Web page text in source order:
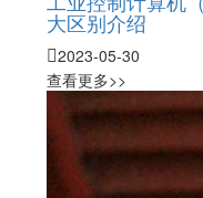
大区别介绍
2023-05-30
查看更多>>